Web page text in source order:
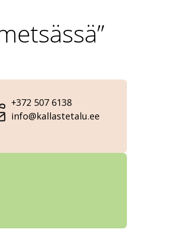
+372 507 6138
info@kallastetalu.ee